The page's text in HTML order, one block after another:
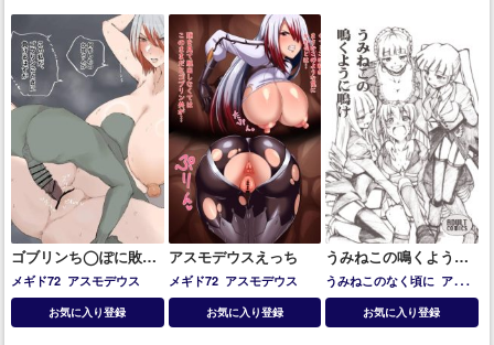
ゴブリンち◯ぽに敗北
しちゃうアスモデウス
メギド72 アスモデウス
お気に入り登録
アスモデウスえっち
メギド72 アスモデウス
お気に入り登録
うみねこの鳴くように
鳴け
うみねこのなく頃に アスモ
デウスベアトリーチェ右代
宮朱志香お気に入り登録